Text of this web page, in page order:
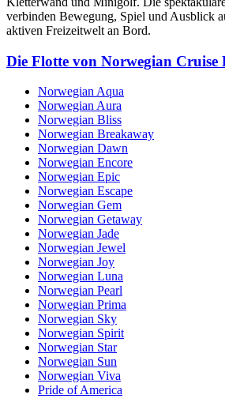
verbinden Bewegung, Spiel und Ausblick
aktiven Freizeitwelt an Bord.
Die Flotte von Norwegian Cruise
Norwegian Aqua
Norwegian Aura
Norwegian Bliss
Norwegian Breakaway
Norwegian Dawn
Norwegian Encore
Norwegian Epic
Norwegian Escape
Norwegian Gem
Norwegian Getaway
Norwegian Jade
Norwegian Jewel
Norwegian Joy
Norwegian Luna
Norwegian Pearl
Norwegian Prima
Norwegian Sky
Norwegian Spirit
Norwegian Star
Norwegian Sun
Norwegian Viva
Pride of America